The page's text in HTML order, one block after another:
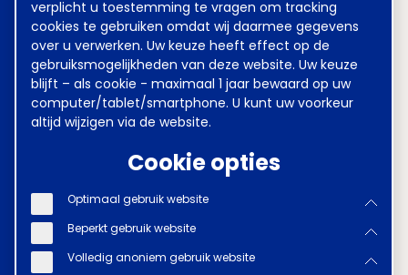
verplicht u toestemming te vragen om tracking
cookies te gebruiken omdat wij daarmee gegevens
over u verwerken. Uw keuze heeft effect op de
gebruiksmogelijkheden van deze website. Uw keuze
blijft – als cookie - maximaal 1 jaar bewaard op uw
computer/tablet/smartphone. U kunt uw voorkeur
altijd wijzigen via de website.
Cookie opties
Optimaal gebruik website
Beperkt gebruik website
Volledig anoniem gebruik website
Grondstoffen Energie en
Omgeving (GEO)
Heineken ABN AMRO
Waterschappen
Metaal en Techniek
Verzekeraars